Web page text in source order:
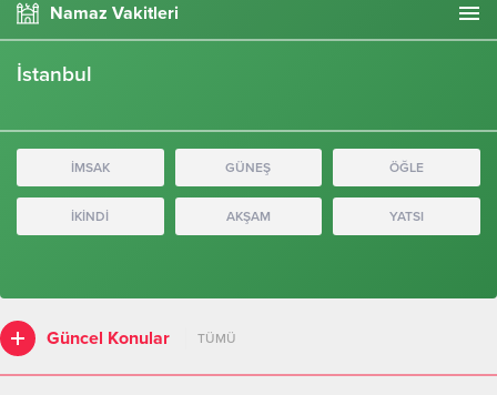
Namaz Vakitleri
İstanbul
İMSAK GÜNEŞ ÖĞLE
İKİNDİ AKŞAM YATSI
Güncel Konular TÜMÜ